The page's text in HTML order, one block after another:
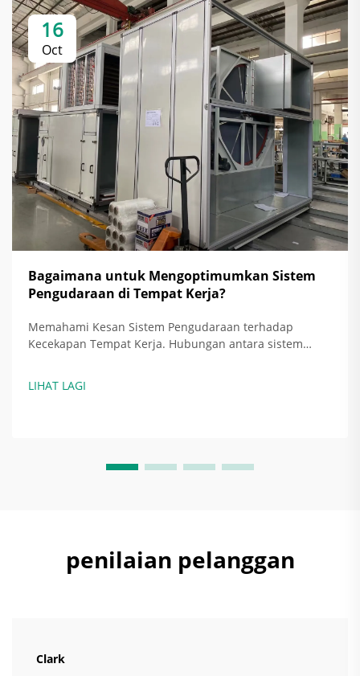
16
Oct
Bagaimana untuk Mengoptimumkan Sistem
Pengudaraan di Tempat Kerja?
Memahami Kesan Sistem Pengudaraan terhadap
Kecekapan Tempat Kerja. Hubungan antara sistem
sebenarnya menjimatkan tenaga dengan menyesuaikan
LIHAT LAGI
penilaian pelanggan
Clark